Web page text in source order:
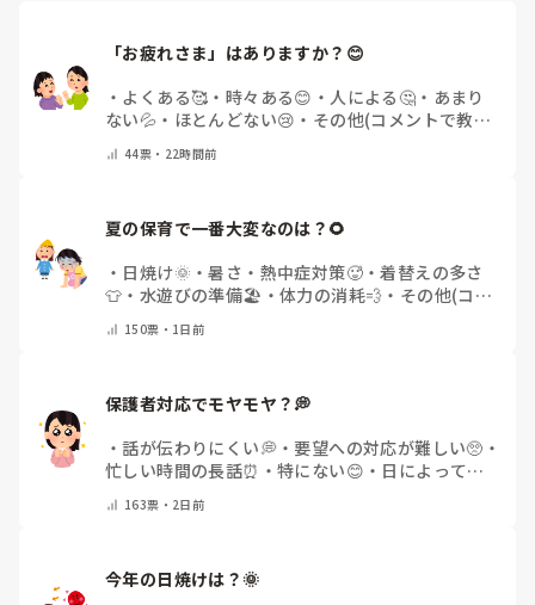
「お疲れさま」はありますか？😊
・ よくある🥰 ・ 時々ある😊 ・ 人による🤔 ・ あまり
ない💦 ・ ほとんどない😢 ・ その他(コメントで教え
44票・ 22時間前
夏の保育で一番大変なのは？🌻
・ 日焼け🌞 ・暑さ・熱中症対策🥵・着替えの多さ
👕 ・ 水遊びの準備🏖️ ・ 体力の消耗💨 ・ その他(コメ
150票・ 1日前
保護者対応でモヤモヤ？💭
・話が伝わりにくい💭 ・ 要望への対応が難しい🥺 ・
忙しい時間の長話⏰ ・ 特にない😊 ・ 日によって違
163票・ 2日前
今年の日焼けは？🌞